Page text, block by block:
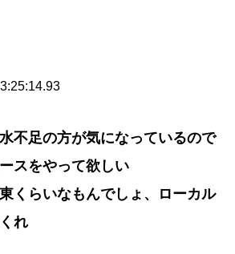
不足の方が気になっているので
スをやって欲しい
くらいなもんでしょ、ローカル
れ